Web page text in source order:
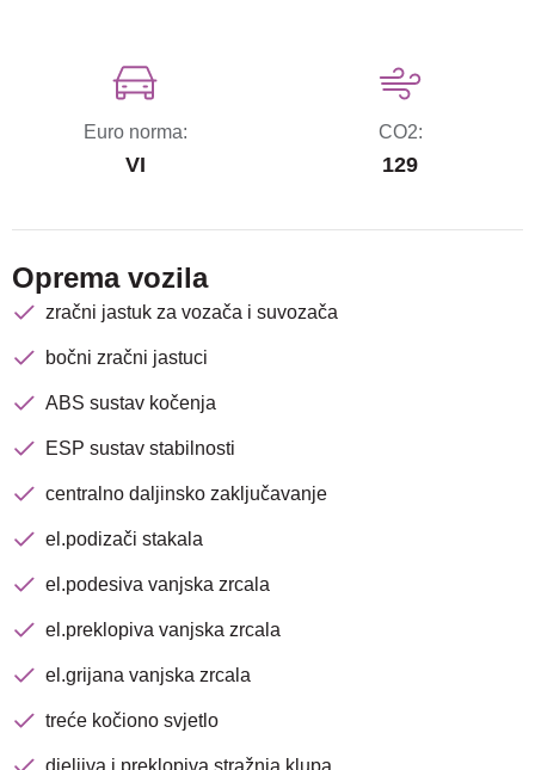
Euro norma:
VI
CO2:
129
Oprema vozila
zračni jastuk za vozača i suvozača
bočni zračni jastuci
ABS sustav kočenja
ESP sustav stabilnosti
centralno daljinsko zaključavanje
el.podizači stakala
el.podesiva vanjska zrcala
el.preklopiva vanjska zrcala
el.grijana vanjska zrcala
treće kočiono svjetlo